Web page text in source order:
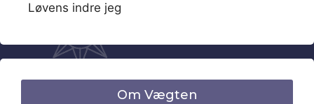
Løvens indre jeg
Om Vægten